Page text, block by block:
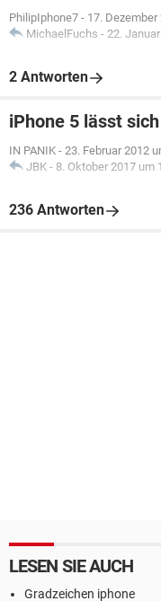
PhilipIphone7 - 17. Dezember
MichaelFuchs - 22.
2 Antworten
iPhone 5 lässt
IN PANIK - 23. Februar 2012
JBK - 8. Oktober 2017 um
236 Antworten
LESEN SIE AUCH
Gradzeichen iphone